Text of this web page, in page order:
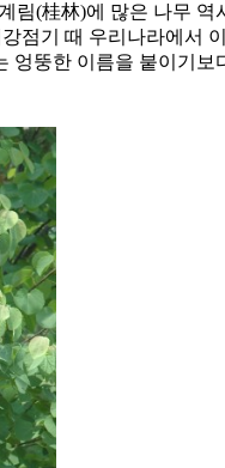
림(桂林)에 많은 나무
점기 때 우리나라에서
뚱한 이름을 붙이기보